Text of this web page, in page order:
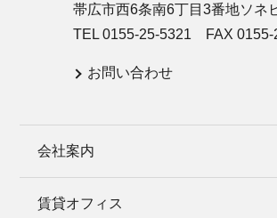
帯広市西6条南6丁目3番地ソネ
TEL 0155-25-5321 FAX 0155-
お問い合わせ
会社案内
賃貸オフィス